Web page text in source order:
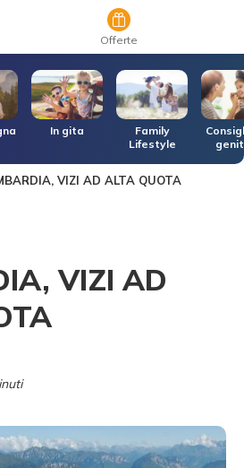
Offerte
In gita
Family
Lifestyle
VIZI AD ALTA QUOTA
VIZI AD